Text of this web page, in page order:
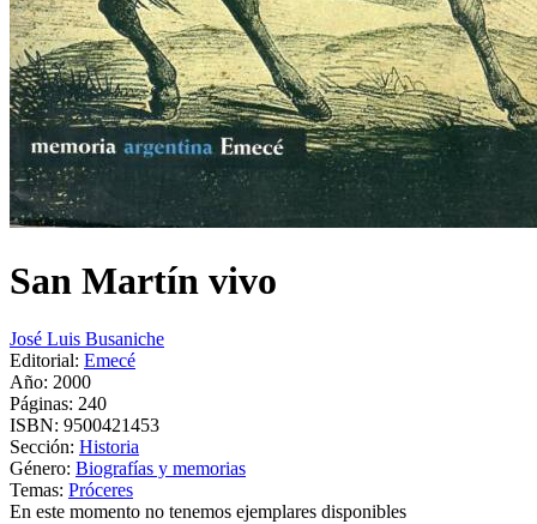
San Martín vivo
José Luis Busaniche
Editorial: Emecé
Año: 2000
Páginas: 240
ISBN: 9500421453
Sección: Historia
Género: Biografías y memorias
Temas: Próceres
En este momento no tenemos ejemplares disponibles